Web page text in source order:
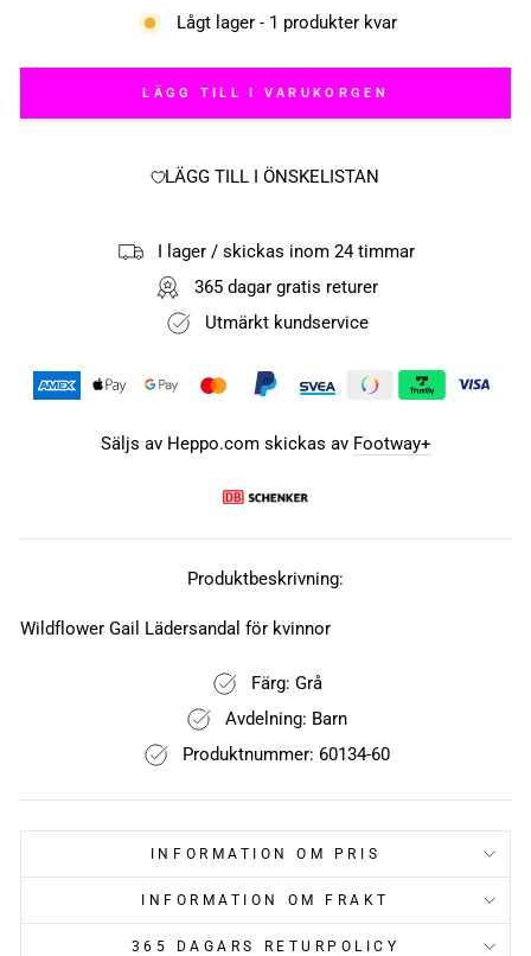
Lågt lager - 1 produkter kvar
LÄGG TILL I VARUKORGEN
LÄGG TILL I ÖNSKELISTAN
I lager / skickas inom 24 timmar
365 dagar gratis returer
Utmärkt kundservice
Säljs av Heppo.com skickas av Footway+
Produktbeskrivning:
Wildflower Gail Lädersandal för kvinnor
Färg: Grå
Avdelning: Barn
Produktnummer: 60134-60
INFORMATION OM PRIS
INFORMATION OM FRAKT
365 DAGARS RETURPOLICY